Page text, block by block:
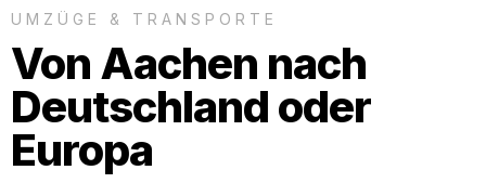
UMZÜGE & TRANSPORTE
Von Aachen nach
Deutschland oder
Europa